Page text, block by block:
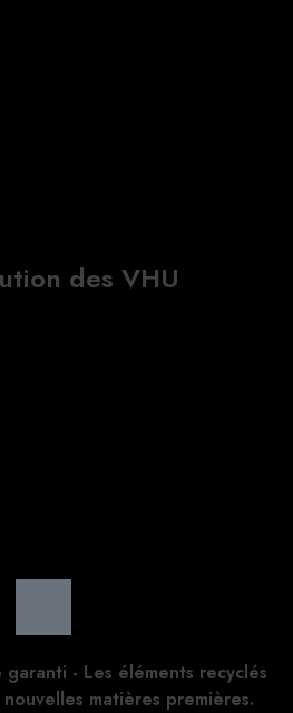
des VHU
- Les éléments recyclés
matières premières.